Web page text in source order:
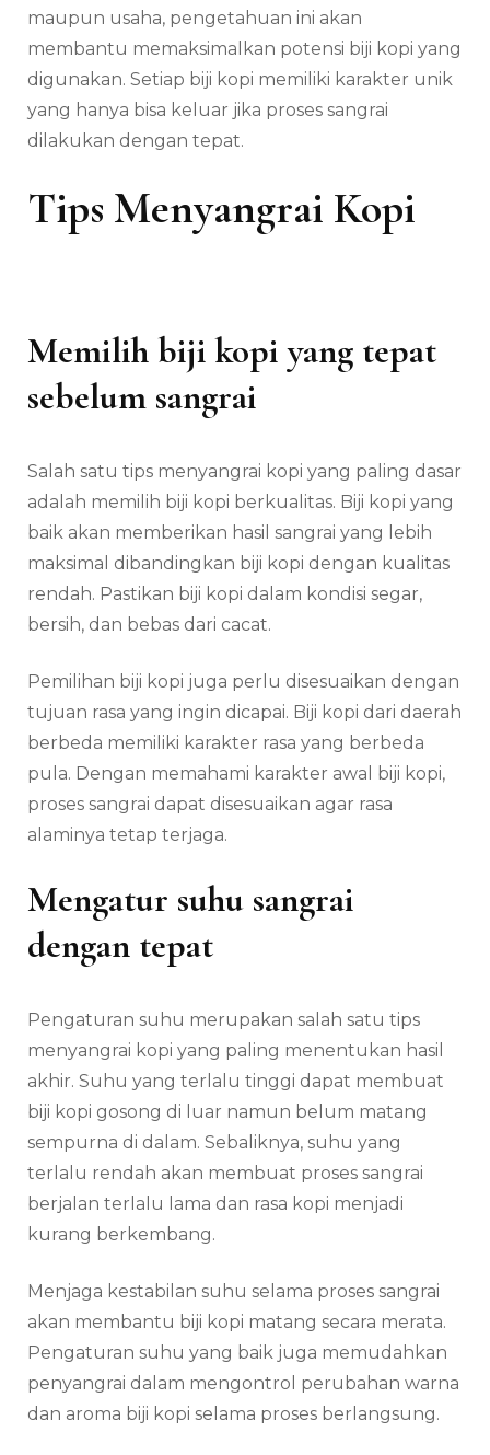
maupun usaha, pengetahuan ini akan
membantu memaksimalkan potensi biji kopi yang
digunakan. Setiap biji kopi memiliki karakter unik
yang hanya bisa keluar jika proses sangrai
dilakukan dengan tepat.
Tips Menyangrai Kopi
Memilih biji kopi yang tepat
sebelum sangrai
Salah satu tips menyangrai kopi yang paling dasar
adalah memilih biji kopi berkualitas. Biji kopi yang
baik akan memberikan hasil sangrai yang lebih
maksimal dibandingkan biji kopi dengan kualitas
rendah. Pastikan biji kopi dalam kondisi segar,
bersih, dan bebas dari cacat.
Pemilihan biji kopi juga perlu disesuaikan dengan
tujuan rasa yang ingin dicapai. Biji kopi dari daerah
berbeda memiliki karakter rasa yang berbeda
pula. Dengan memahami karakter awal biji kopi,
proses sangrai dapat disesuaikan agar rasa
alaminya tetap terjaga.
Mengatur suhu sangrai
dengan tepat
Pengaturan suhu merupakan salah satu tips
menyangrai kopi yang paling menentukan hasil
akhir. Suhu yang terlalu tinggi dapat membuat
biji kopi gosong di luar namun belum matang
sempurna di dalam. Sebaliknya, suhu yang
terlalu rendah akan membuat proses sangrai
berjalan terlalu lama dan rasa kopi menjadi
kurang berkembang.
Menjaga kestabilan suhu selama proses sangrai
akan membantu biji kopi matang secara merata.
Pengaturan suhu yang baik juga memudahkan
penyangrai dalam mengontrol perubahan warna
dan aroma biji kopi selama proses berlangsung.